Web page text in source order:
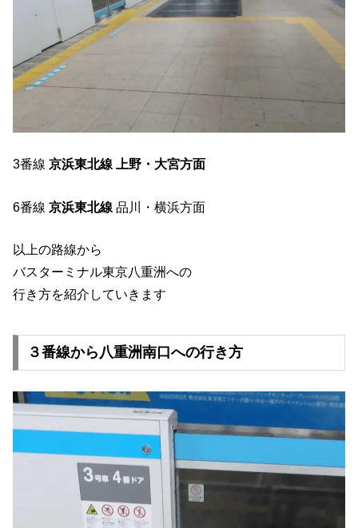
3番線 京浜東北線 上野・大宮方面
6番線 京浜東北線 品川・横浜方面
以上の路線から
バスターミナル東京八重洲への
行き方を紹介していきます
３番線から八重洲南口への行き方